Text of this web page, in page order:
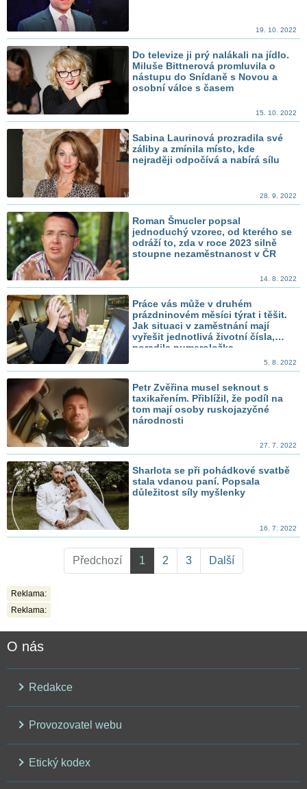
19. 10. 2022
Do televize ji prý nalákali na jídlo.
Miluše Bittnerová promluvila o
nástupu do Snídaně s Novou a
osobní válce s časem
15. 10. 2022
Sabina Laurinová prozradila své
záliby a zmínila místo, kde
nejraději odpočívá a nabírá sílu
28. 9. 2022
Roman Šmucler popsal
jednoduchý vzorec, od kterého se
odráží to, zda v roce 2023 silně
stoupne nezaměstnanost v ČR
14. 8. 2022
Práce vás může v druhém
prázdninovém měsíci týrat i těšit.
Jak situaci v zaměstnání mají
vyřešit jednotlivá životní čísla,
poradila numeroložka
5. 8. 2022
Petr Zvěřina musel seknout s
taxikařením. Přiblížil, že podíl na
tom mají osoby ruskojazyčné
národnosti
27. 7. 2022
Sharlota se při pohádkové svatbě
stala vdanou paní. Popsala
důležitost síly myšlenky
16. 7. 2022
Předchozí 1 2 3 Další
Reklama:
Reklama:
O nás
Redakce
Provozovatel webu
Etický kodex